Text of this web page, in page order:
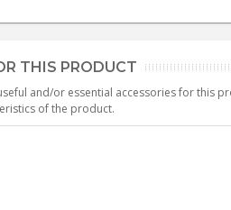
THIS PRODUCT
and/or essential accessories for this
of the product.